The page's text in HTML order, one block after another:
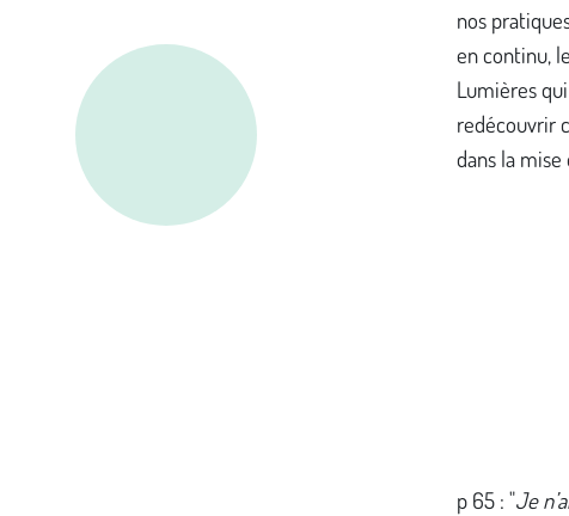
nos
en continu,
Lumières
redécouvrir
dans la mise
p 65 : "Je